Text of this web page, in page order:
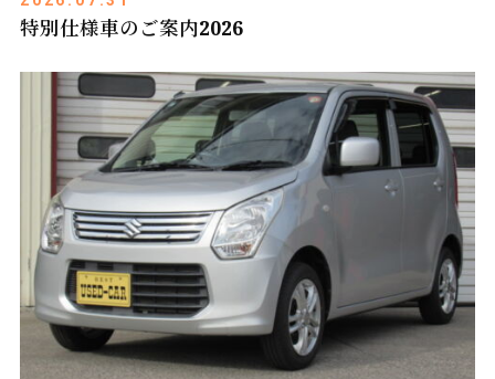
特別仕様車のご案内2026